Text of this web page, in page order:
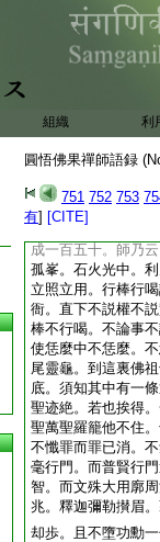
組織 利
圓悟佛果禪師語録
751 752 753
有] [CITE]
轉物一句作麼生道
水。下座
小參。僧問。春風
裏。無位眞人不可
則獨據千峯上。全
裏。汝又入深村。
還知麼。僧云知。
臨濟道無位眞人是
師云。未得衲僧一
師云。只爲他頂門
一回新。一度用來
成一百五十。師乃
孤峯。石火光中。
立照立用。行棒行
衙。直下不説權不
棒不行喝。不論事
使恁麼中不恁麼。
尾靈龜。到這裏佛
底。須知其中有一
聖迹絶。若也挨得
聖萬聖羅籠他不住
不懺罪而罪已消。
毫行門。而普賢行
智。而文殊大用廓
兆。釋迦彌勒攅眉
却歩。且不墮功勳